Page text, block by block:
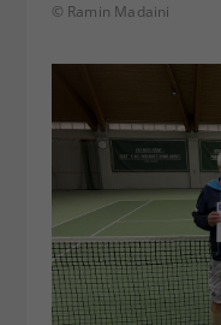
© Ramin Madaini